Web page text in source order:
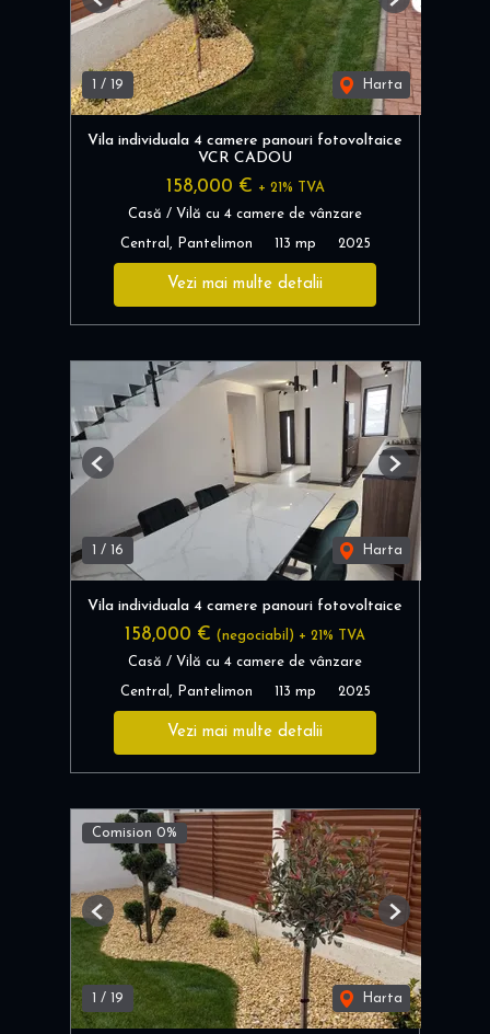
/ 19 Harta
Previous Next
Vila individuala 4 camere panouri fotovoltaice
VCR CADOU
158,000 € + 21% TVA
Casă / Vilă cu 4 camere de vânzare
Central, Pantelimon 113 mp 2025
Vezi mai multe detalii
/ 16 Harta
Previous Next
Vila individuala 4 camere panouri fotovoltaice
158,000 € (negociabil) + 21% TVA
Casă / Vilă cu 4 camere de vânzare
Central, Pantelimon 113 mp 2025
Vezi mai multe detalii
Comision 0%
1 / 19 Harta
Previous Next